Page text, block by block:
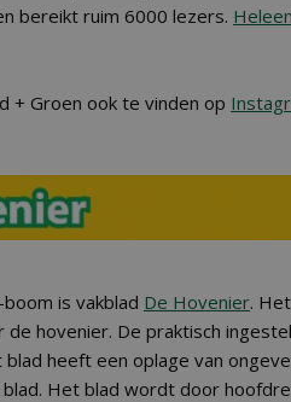
bereikt ruim 6000 lezers.
+ Groen ook te vinden op
is vakblad De Hovenier.
hovenier. De praktisch
heeft een oplage van
Het blad wordt door